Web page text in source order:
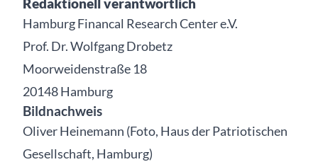
Hamburg Financal Research Center e.V.
Prof. Dr. Wolfgang Drobetz
Moorweidenstraße 18
20148 Hamburg
Bildnachweis
Oliver Heinemann (Foto, Haus der Patriotischen
Gesellschaft, Hamburg)